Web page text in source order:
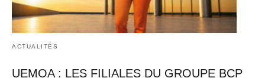
ACTUALITÉS
UEMOA : LES FILIALES DU GROUPE BCP